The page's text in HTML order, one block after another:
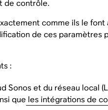
de contrôle.
comme ils le font
de ces paramètres
:
et du réseau local
que les intégrations de